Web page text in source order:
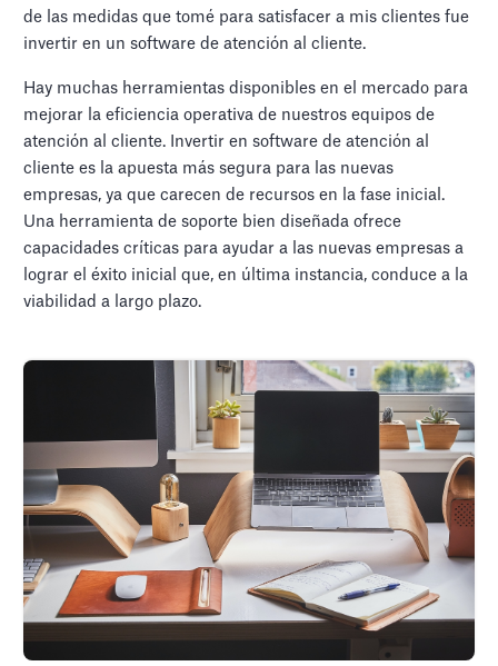
de las medidas que tomé para satisfacer a mis clientes fue
invertir en un software de atención al cliente.
Hay muchas herramientas disponibles en el mercado para
mejorar la eficiencia operativa de nuestros equipos de
atención al cliente. Invertir en software de atención al
cliente es la apuesta más segura para las nuevas
empresas, ya que carecen de recursos en la fase inicial.
Una herramienta de soporte bien diseñada ofrece
capacidades críticas para ayudar a las nuevas empresas a
lograr el éxito inicial que, en última instancia, conduce a la
viabilidad a largo plazo.